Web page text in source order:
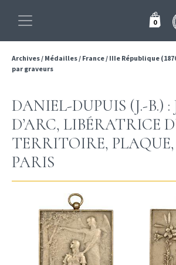
0
Archives/ Médailles/ France/ IIIe République
par graveurs
DANIEL-DUPUIS (J.-B.) :
D’ARC, LIBÉRATRICE
TERRITOIRE, PLAQUE,
PARIS